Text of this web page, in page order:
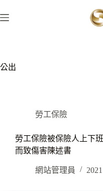
至
容
公出
勞工保險
勞工保險被保險人上下
而致傷害陳述書
網站管理員